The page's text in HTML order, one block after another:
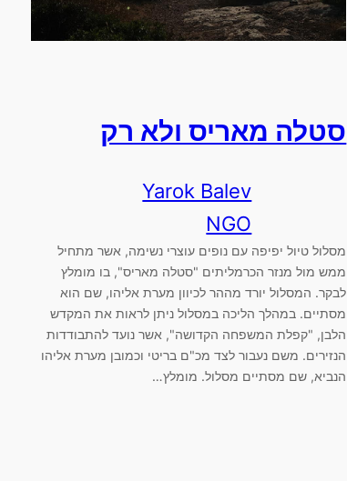
סטלה מאריס ולא רק
Yarok Balev
NGO
מסלול טיול יפיפה עם נופים עוצרי נשימה, אשר מתחיל
ממש מול מנזר הכרמליתים "סטלה מאריס", בו מומלץ
לבקר. המסלול יורד מההר לכיוון מערת אליהו, שם הוא
מסתיים. במהלך הליכה במסלול ניתן לראות את המקדש
הלבן, "קפלת המשפחה הקדושה", אשר נועד להתבודדות
הנזירים. משם נעבור לצד מכ"ם בריטי וכמובן מערת אליהו
הנביא, שם מסתיים מסלול. מומלץ…